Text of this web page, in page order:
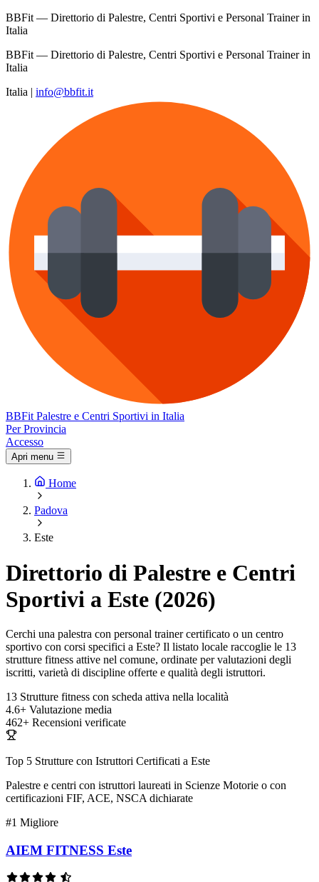
BBFit — Direttorio di Palestre, Centri Sportivi e Personal Trainer in
Italia
BBFit — Direttorio di Palestre, Centri Sportivi e Personal Trainer in
Italia
Italia | info@bbfit.it
BBFit Palestre e Centri Sportivi in Italia
Per Provincia
Accesso
Apri menu
Home
Padova
Este
Direttorio di Palestre e Centri
Sportivi a Este (2026)
Cerchi una palestra con personal trainer certificato o un centro
sportivo con corsi specifici a Este? Il listato locale raccoglie le 13
strutture fitness attive nel comune, ordinate per valutazioni degli
iscritti, varietà di discipline offerte e qualità degli istruttori.
13 Strutture fitness con scheda attiva nella località
4.6+ Valutazione media
462+ Recensioni verificate
Top 5 Strutture con Istruttori Certificati a Este
Palestre e centri con istruttori laureati in Scienze Motorie o con
certificazioni FIF, ACE, NSCA dichiarate
#1 Migliore
AIEM FITNESS Este